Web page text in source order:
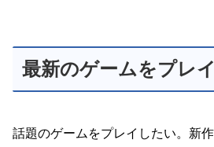
最新のゲームをプレ
話題のゲームをプレイしたい。新